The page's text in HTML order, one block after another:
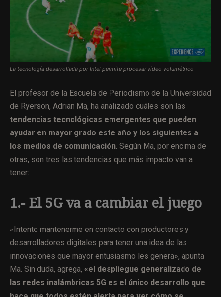
La tecnología desarrollada por Intel permite procesar vídeo volumétrico
El profesor de la Escuela de Periodismo de la Universidad
de Ryerson, Adrian Ma, ha analizado cuáles son las
tendencias tecnológicas emergentes que pueden
ayudar en mayor grado este año y los siguientes a
los medios de comunicación . Según Ma, por encima de
otras, son tres las tendencias que más impacto van a
tener:
1.- El 5G va a cambiar el juego
«Intento mantenerme en contacto con productores y
desarrolladores digitales para tener una idea de las
innovaciones que mayor entusiasmo les genera», apunta
Ma. Sin duda, agrega, «el despliegue generalizado de
las redes inalámbricas 5G es el único desarrollo que